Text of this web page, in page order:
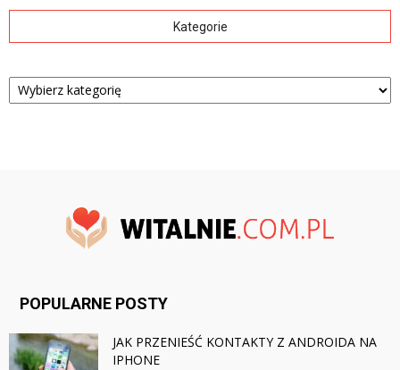
Kategorie
Kategorie
POPULARNE POSTY
JAK PRZENIEŚĆ KONTAKTY Z ANDROIDA NA
IPHONE